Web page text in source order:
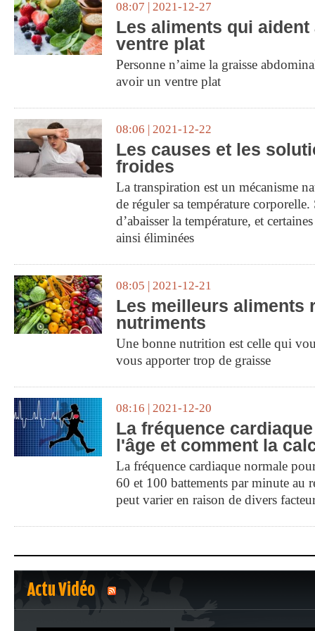
08:07 | 2021-12-27
Les aliments qui aident
ventre plat
Personne n’aime la graisse
avoir un ventre plat
08:06 | 2021-12-22
Les causes et les
froides
La transpiration est un mécanisme
de réguler sa température
d’abaisser la température, et
ainsi éliminées
08:05 | 2021-12-21
Les meilleurs aliments
nutriments
Une bonne nutrition est celle qui
vous apporter trop de graisse
08:16 | 2021-12-20
La fréquence
l'âge et comment la
La fréquence cardiaque normale
60 et 100 battements par minute au
peut varier en raison de divers
Actu Vidéo
1 2